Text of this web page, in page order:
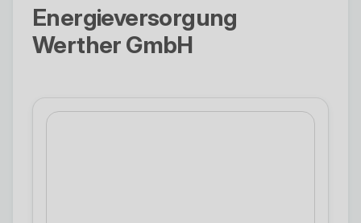
Energieversorgung
Werther GmbH